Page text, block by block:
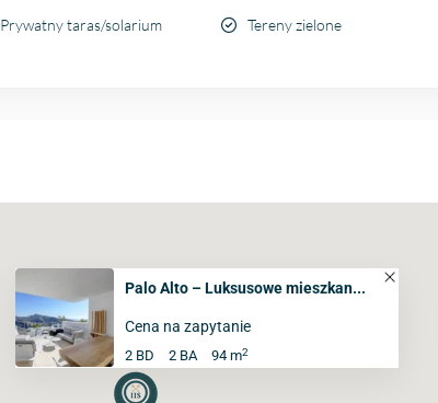
Prywatny taras/solarium Tereny zielone
Palo Alto – Luksusowe mieszkan...
Cena na zapytanie
2 BD 2 BA 94 m2